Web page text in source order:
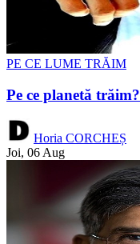
PE CE LUME TRĂIM
Pe ce planetă trăim?
Horia CORCHEȘ
Joi, 06 Aug